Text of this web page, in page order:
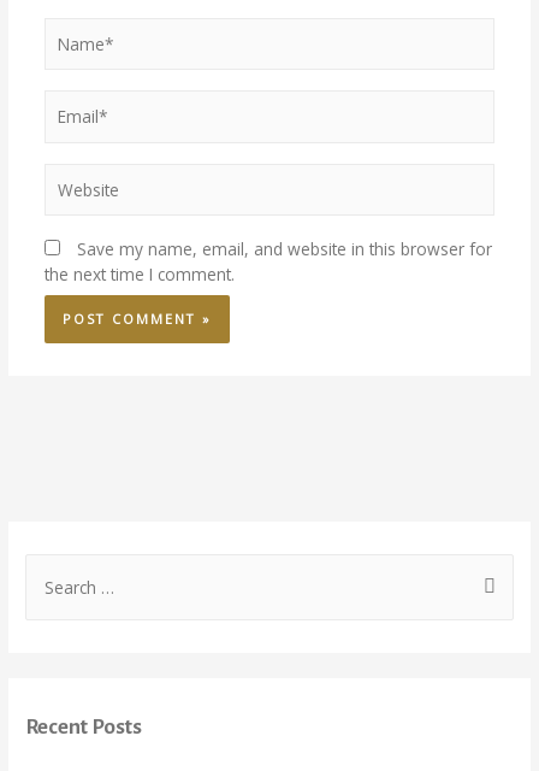
Save my name, email, and website in this browser for
the next time I comment.
Recent Posts